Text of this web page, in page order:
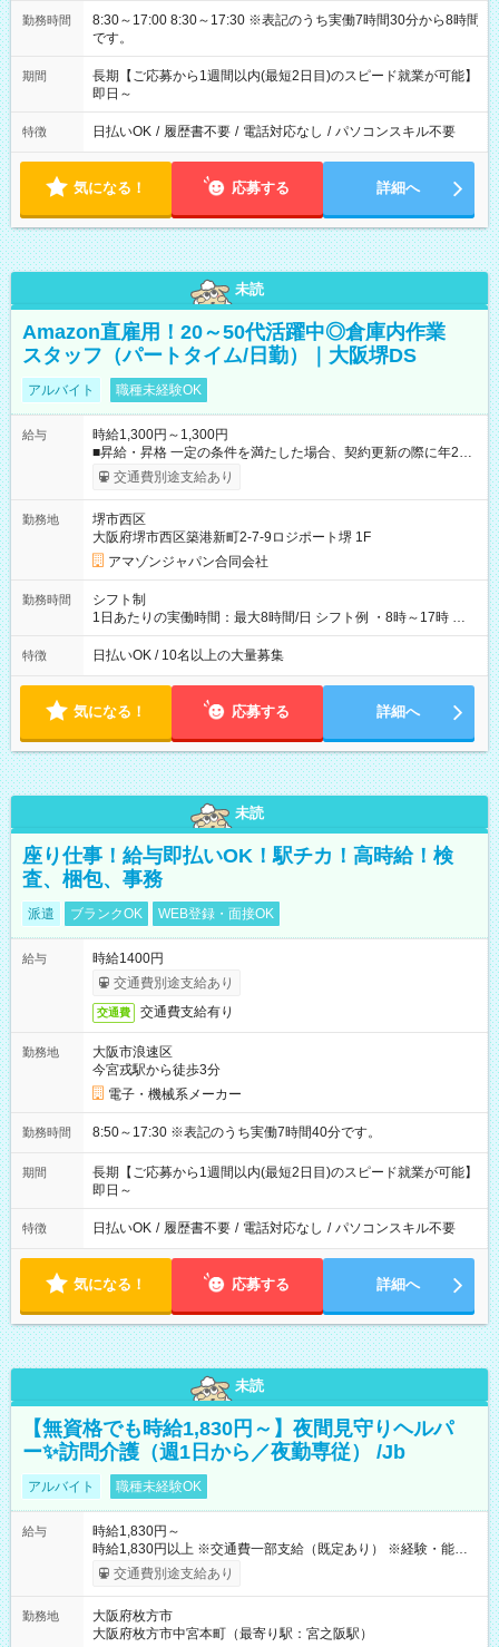
勤務時間
8:30～17:00 8:30～17:30 ※表記のうち実働7時間30分から8時間
です。
期間
長期【ご応募から1週間以内(最短2日目)のスピード就業が可能】
即日～
特徴 日払いOK / 履歴書不要 / 電話対応なし / パソコンスキル不要
気になる！ 応募する 詳細へ
未読
Amazon直雇用！20～50代活躍中◎倉庫内作業
スタッフ（パートタイム/日勤）｜大阪堺DS
アルバイト 職種未経験OK
給与
時給1,300円～1,300円
■昇給・昇格 一定の条件を満たした場合、契約更新の際に年2回
まで昇給の機会があります。 ■正社員登用制度あり ※月末締/翌
月25日支払い ※時間外手当、別途支給 ※深夜割増賃金 (22:00～
☆Amazon直雇用で安定して働けます！ 【試用期間】試用期間
あり 試用期間の長さ：1週間 雇用形態、給与は本採用時と同じ
です。
交通費別途支給あり
勤務地
堺市西区
大阪府堺市西区築港新町2-7-9ロジポート堺 1F
アマゾンジャパン合同会社
勤務時間
シフト制
1日あたりの実働時間：最大8時間/日 シフト例 ・8時～17時 ・
12時～21時
特徴 日払いOK / 10名以上の大量募集
気になる！ 応募する 詳細へ
未読
座り仕事！給与即払いOK！駅チカ！高時給！検
査、梱包、事務
派遣 ブランクOK WEB登録・面接OK
給与
時給1400円
交通費別途支給あり
交通費 交通費支給有り
勤務地
大阪市浪速区
今宮戎駅から徒歩3分
電子・機械系メーカー
勤務時間 8:50～17:30 ※表記のうち実働7時間40分です。
期間
長期【ご応募から1週間以内(最短2日目)のスピード就業が可能】
即日～
特徴 日払いOK / 履歴書不要 / 電話対応なし / パソコンスキル不要
気になる！ 応募する 詳細へ
未読
【無資格でも時給1,830円～】夜間見守りヘルパ
ー✨訪問介護（週1日から／夜勤専従） /Jb
アルバイト 職種未経験OK
給与
時給1,830円～
時給1,830円以上 ※交通費一部支給（既定あり） ※経験・能力を
考慮して決定します 【収入例】 週1回勤務の場合：1,830円×8時
間×4回=5万8,560円 週3回勤務の場合：1,830円×8時間×12回
月 ※ 雇用形態と給与に、本採用時と異なる部分があります。 雇
用形態：本採用時と同じです。 給与：時給 1,610円以上
交通費別途支給あり
勤務地
大阪府枚方市
大阪府枚方市中宮本町（最寄り駅：宮之阪駅）